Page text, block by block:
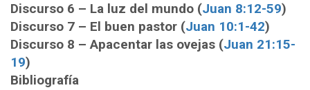
Discurso 6 – La luz del mundo (Juan 8:12-59)
Discurso 7 – El buen pastor (Juan 10:1-42)
Discurso 8 – Apacentar las ovejas (Juan 21:15-
19)
Bibliografía